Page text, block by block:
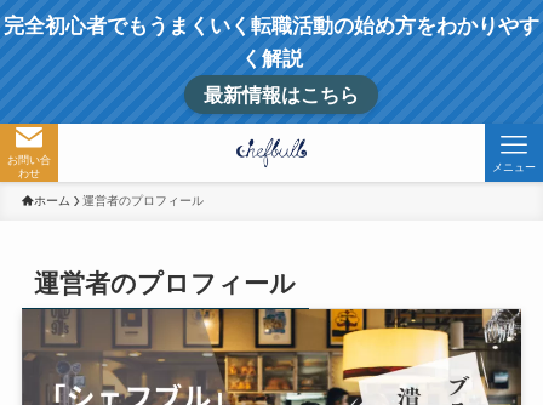
完全初心者でもうまくいく転職活動の始め方をわかりやす
く解説
最新情報はこちら
お問い合
わせ
メニュー
ホーム 運営者のプロフィール
運営者のプロフィール